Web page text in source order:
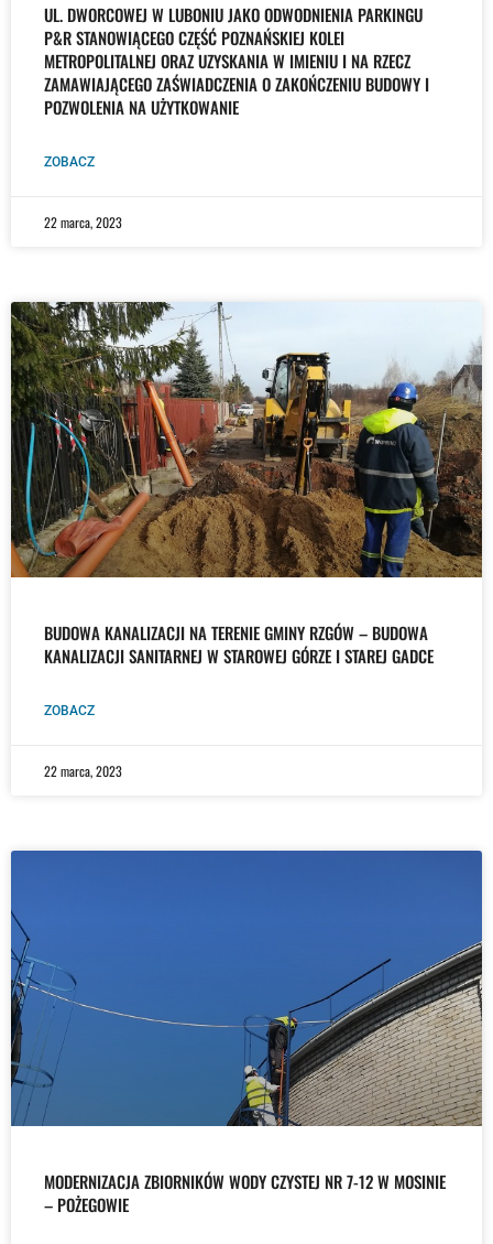
UL. DWORCOWEJ W LUBONIU JAKO ODWODNIENIA PARKINGU
P&R STANOWIĄCEGO CZĘŚĆ POZNAŃSKIEJ KOLEI
METROPOLITALNEJ ORAZ UZYSKANIA W IMIENIU I NA RZECZ
ZAMAWIAJĄCEGO ZAŚWIADCZENIA O ZAKOŃCZENIU BUDOWY I
POZWOLENIA NA UŻYTKOWANIE
ZOBACZ
22 marca, 2023
BUDOWA KANALIZACJI NA TERENIE GMINY RZGÓW – BUDOWA
KANALIZACJI SANITARNEJ W STAROWEJ GÓRZE I STAREJ GADCE
ZOBACZ
22 marca, 2023
MODERNIZACJA ZBIORNIKÓW WODY CZYSTEJ NR 7-12 W MOSINIE
– POŻEGOWIE